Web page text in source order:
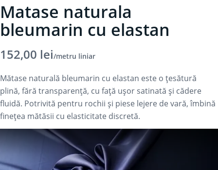
Matase naturala
bleumarin cu elastan
152,00 lei/metru liniar
Mătase naturală bleumarin cu elastan este o țesătură
plină, fără transparență, cu față ușor satinată și cădere
fluidă. Potrivită pentru rochii și piese lejere de vară, îmbină
finețea mătăsii cu elasticitate discretă.